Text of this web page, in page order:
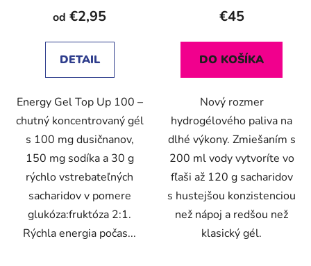
od €2,95
DETAIL
Energy Gel Top Up 100 –
chutný koncentrovaný gél
s 100 mg dusičnanov,
150 mg sodíka a 30 g
rýchlo vstrebateľných
sacharidov v pomere
glukóza:fruktóza 2:1.
Rýchla energia počas...
€45
DO KOŠÍKA
Nový rozmer
hydrogélového paliva na
dlhé výkony. Zmiešaním s
200 ml vody vytvoríte vo
fľaši až 120 g sacharidov
s hustejšou konzistenciou
než nápoj a redšou než
klasický gél.